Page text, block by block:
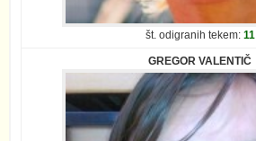
št. odigranih tekem: 11
GREGOR VALENTIČ